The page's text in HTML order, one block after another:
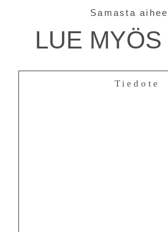
Samasta
LUE
Tiedote